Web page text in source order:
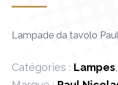
Lampade da tavolo
Catégories : Lampes,